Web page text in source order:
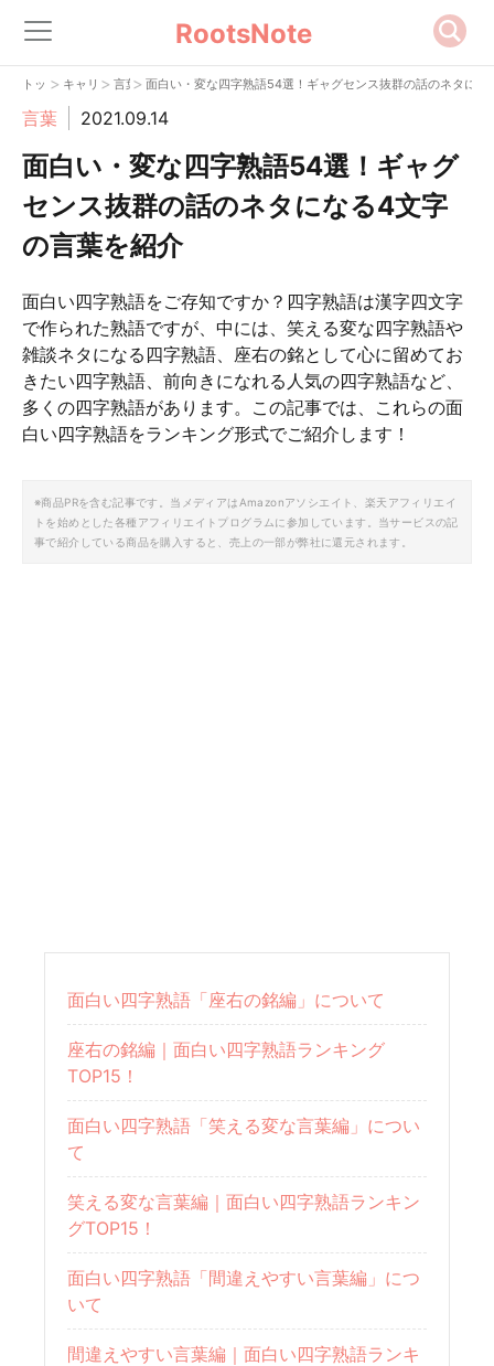
RootsNote
トップ
> キャリア
> 言葉> 面白い・変な四字熟語54選！ギャグセンス抜群の話のネタにな
言葉 2021.09.14
面白い・変な四字熟語54選！ギャグ
センス抜群の話のネタになる4文字
の言葉を紹介
面白い四字熟語をご存知ですか？四字熟語は漢字四文字
で作られた熟語ですが、中には、笑える変な四字熟語や
雑談ネタになる四字熟語、座右の銘として心に留めてお
きたい四字熟語、前向きになれる人気の四字熟語など、
多くの四字熟語があります。この記事では、これらの面
白い四字熟語をランキング形式でご紹介します！
※商品PRを含む記事です。当メディアはAmazonアソシエイト、楽天アフィリエイ
トを始めとした各種アフィリエイトプログラムに参加しています。当サービスの記
事で紹介している商品を購入すると、売上の一部が弊社に還元されます。
面白い四字熟語「座右の銘編」について
座右の銘編｜面白い四字熟語ランキング
TOP15！
面白い四字熟語「笑える変な言葉編」につい
て
笑える変な言葉編｜面白い四字熟語ランキン
グTOP15！
面白い四字熟語「間違えやすい言葉編」につ
いて
間違えやすい言葉編｜面白い四字熟語ランキ